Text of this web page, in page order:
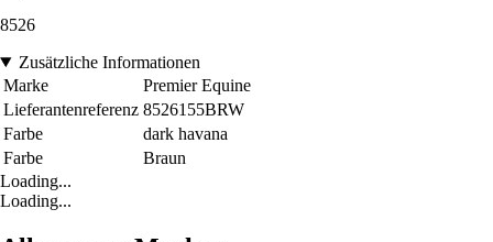
8526
Zusätzliche Informationen
Marke
Premier Equine
Lieferantenreferenz 8526155BRW
Farbe
dark havana
Farbe
Braun
Loading...
Loading...